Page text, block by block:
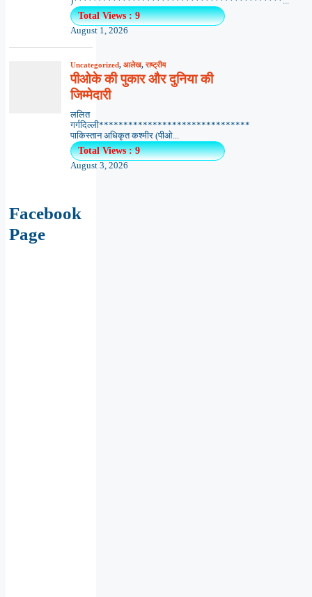
Total Views : 9
August 1, 2026
Uncategorized, आलेख,राष्ट्रीय
पीओके की पुकार और दुनिया की
जिम्मेदारी
ललित
गर्गदिल्ली*******************************
पाकिस्तान अधिकृत कश्मीर (पीओ...
Total Views : 9
August 3, 2026
Facebook
Page